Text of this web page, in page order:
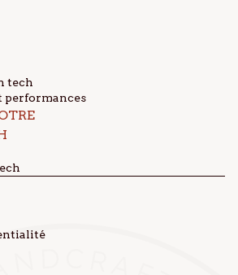
tech
performances